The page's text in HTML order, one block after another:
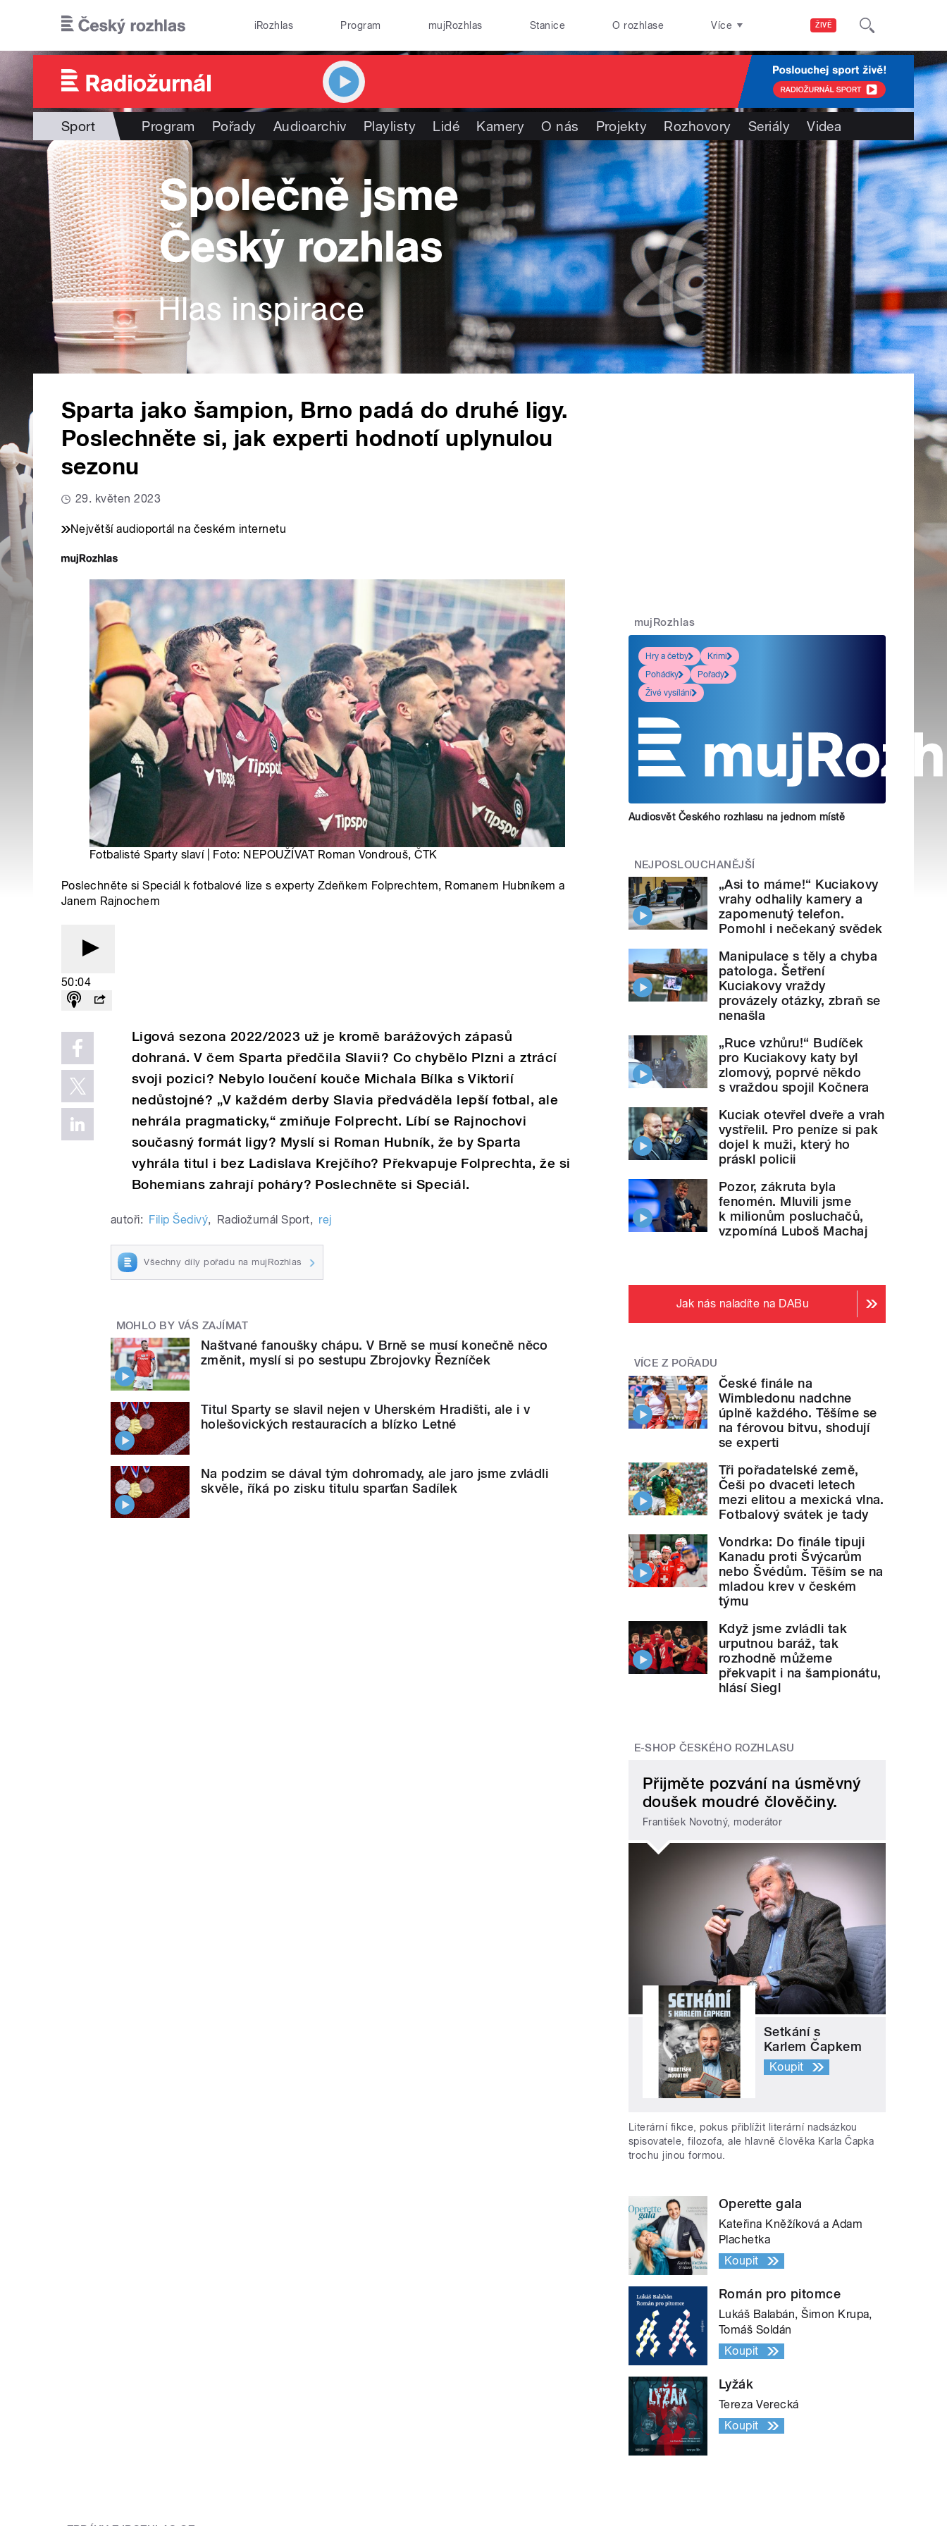
ŽIVĚ
iRozhlas Program mujRozhlas Stanice O rozhlase Více
Sport Program Pořady Audioarchiv Playlisty Lidé Kamery O nás Projekty Rozhovory Seriály Videa
Sparta jako šampion, Brno padá do druhé ligy.
Poslechněte si, jak experti hodnotí uplynulou
sezonu
29. květen 2023
Největší audioportál na českém internetu
Fotbalisté Sparty slaví | Foto: NEPOUŽÍVAT Roman Vondrouš, ČTK
Poslechněte si Speciál k fotbalové lize s experty Zdeňkem Folprechtem, Romanem Hubníkem a
Janem Rajnochem
50:04
Ligová sezona 2022/2023 už je kromě barážových zápasů
dohraná. V čem Sparta předčila Slavii? Co chybělo Plzni a ztrácí
svoji pozici? Nebylo loučení kouče Michala Bílka s Viktorií
nedůstojné? „V každém derby Slavia předváděla lepší fotbal, ale
nehrála pragmaticky,“ zmiňuje Folprecht. Líbí se Rajnochovi
současný formát ligy? Myslí si Roman Hubník, že by Sparta
vyhrála titul i bez Ladislava Krejčího? Překvapuje Folprechta, že si
Bohemians zahrají poháry? Poslechněte si Speciál.
autoři: Filip Šedivý, Radiožurnál Sport, rej
Všechny díly pořadu na mujRozhlas
MOHLO BY VÁS ZAJÍMAT
Naštvané fanoušky chápu. V Brně se musí konečně něco
změnit, myslí si po sestupu Zbrojovky Řezníček
Titul Sparty se slavil nejen v Uherském Hradišti, ale i v
holešovických restauracích a blízko Letné
Na podzim se dával tým dohromady, ale jaro jsme zvládli
skvěle, říká po zisku titulu sparťan Sadílek
mujRozhlas
Hry a četby
Krimi
Pohádky
Pořady
Živé vysílání
Audiosvět Českého rozhlasu na jednom místě
NEJPOSLOUCHANĚJŠÍ
„Asi to máme!“ Kuciakovy
vrahy odhalily kamery a
zapomenutý telefon.
Pomohl i nečekaný svědek
Manipulace s těly a chyba
patologa. Šetření
Kuciakovy vraždy
provázely otázky, zbraň se
nenašla
„Ruce vzhůru!“ Budíček
pro Kuciakovy katy byl
zlomový, poprvé někdo
s vraždou spojil Kočnera
Kuciak otevřel dveře a vrah
vystřelil. Pro peníze si pak
dojel k muži, který ho
práskl policii
Pozor, zákruta byla
fenomén. Mluvili jsme
k milionům posluchačů,
vzpomíná Luboš Machaj
Jak nás naladíte na DABu
VÍCE Z POŘADU
České finále na
Wimbledonu nadchne
úplně každého. Těšíme se
na férovou bitvu, shodují
se experti
Tři pořadatelské země,
Češi po dvaceti letech
mezi elitou a mexická vlna.
Fotbalový svátek je tady
Vondrka: Do finále tipuji
Kanadu proti Švýcarům
nebo Švédům. Těším se na
mladou krev v českém
týmu
Když jsme zvládli tak
urputnou baráž, tak
rozhodně můžeme
překvapit i na šampionátu,
hlásí Siegl
E-SHOP ČESKÉHO ROZHLASU
Přijměte pozvání na úsměvný
doušek moudré člověčiny.
František Novotný, moderátor
Setkání s
Karlem Čapkem
Koupit
Literární fikce, pokus přiblížit literární nadsázkou
spisovatele, filozofa, ale hlavně člověka Karla Čapka
trochu jinou formou.
Operette gala
Kateřina Kněžíková a Adam
Plachetka
Koupit
Román pro pitomce
Lukáš Balabán, Šimon Krupa,
Tomáš Soldán
Koupit
Lyžák
Tereza Verecká
Koupit